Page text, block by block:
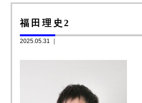
福田理史2
2025.05.31 ｜